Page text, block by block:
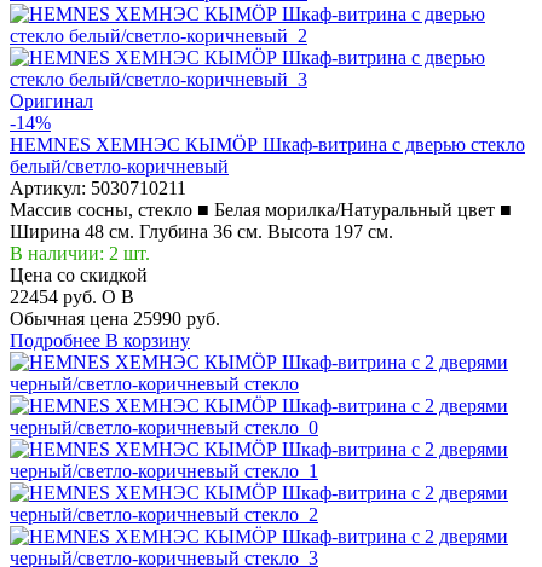
Оригинал
-14%
HEMNES ХЕМНЭС КЫМÖР Шкаф-витрина с дверью стекло
белый/светло-коричневый
Артикул: 5030710211
Массив сосны, стекло ■ Белая морилка/Натуральный цвет ■
Ширина 48 см. Глубина 36 см. Высота 197 см.
В наличии: 2 шт.
Цена со скидкой
22454 руб. O B
Обычная цена 25990 руб.
Подробнее В корзину